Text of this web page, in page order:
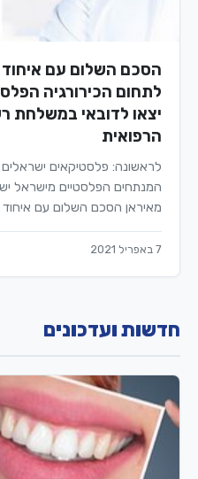
הסכם השלום עם איחוד
לתחום הכירורגיה
יצאו לדובאי במשלחת
הרפואית
לראשונה: פלסטיקאים ישראלים
המנתחים הפלסטיים מישראל
מאיראן הסכם השלום עם איחוד
7 באפריל 2021
חדשות ועדכונים